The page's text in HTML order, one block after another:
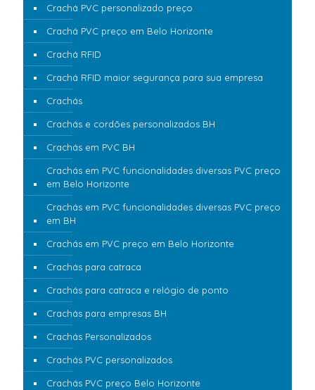
Crachá PVC personalizado preço
Crachá PVC preço em Belo Horizonte
Crachá RFID
Crachá RFID maior segurança para sua empresa
Crachás
Crachás e cordões personalizados BH
Crachás em PVC BH
Crachás em PVC funcionalidades diversas PVC preço
em Belo Horizonte
Crachás em PVC funcionalidades diversas PVC preço
em BH
Crachás em PVC preço em Belo Horizonte
Crachás para catraca
Crachás para catraca e relógio de ponto
Crachás para empresas BH
Crachás Personalizados
Crachás PVC personalizados
Crachás PVC preço Belo Horizonte